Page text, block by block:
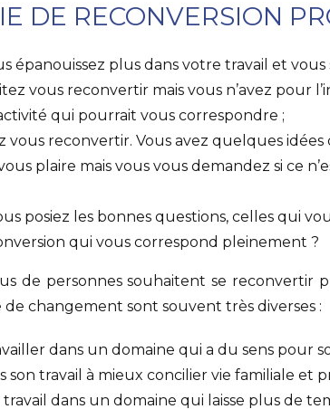
DE RECONVERSION
épanouissez plus dans votre travail et
vous reconvertir mais vous n’avez pour
qui pourrait vous correspondre ;
vous reconvertir. Vous avez quelques idées
plaire mais vous vous demandez si ce
posiez les bonnes questions, celles qui
qui vous correspond pleinement ?
de personnes souhaitent se reconvertir
changement sont souvent très diverses :
dans un domaine qui a du sens pour
son travail à mieux concilier vie familiale et
dans un domaine qui laisse plus de